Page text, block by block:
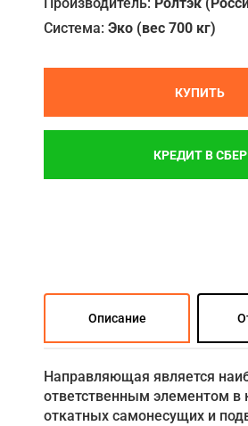
Контакты
Система: Эко (вес 700 кг)
КУПИТЬ
КРЕДИТ В СБЕР
Описание
Направляющая является
ответственным элементом в
откатных самонесущих и